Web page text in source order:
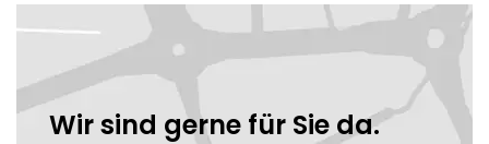
Ortsinformationen
Wir sind gerne für Sie da.